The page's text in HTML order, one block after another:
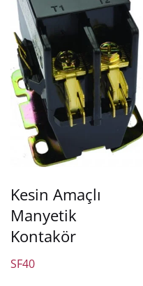
Kesin Amaçlı
Manyetik
Kontakör
SF40